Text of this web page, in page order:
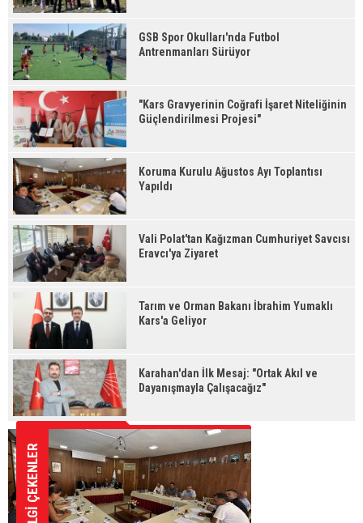
GSB Spor Okulları'nda Futbol
Antrenmanları Sürüyor
"Kars Gravyerinin Coğrafi İşaret Niteliğinin
Güçlendirilmesi Projesi"
Koruma Kurulu Ağustos Ayı Toplantısı
Yapıldı
Vali Polat'tan Kağızman Cumhuriyet Savcısı
Eravcı'ya Ziyaret
Tarım ve Orman Bakanı İbrahim Yumaklı
Kars'a Geliyor
Karahan'dan İlk Mesaj: "Ortak Akıl ve
Dayanışmayla Çalışacağız"
İLGİ ÇEKENLER